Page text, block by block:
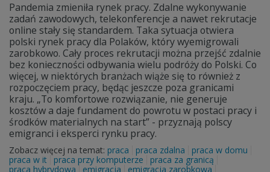
Pandemia zmieniła rynek pracy. Zdalne wykonywanie
zadań zawodowych, telekonferencje a nawet rekrutacje
online stały się standardem. Taka sytuacja otwiera
polski rynek pracy dla Polaków, który wyemigrowali
zarobkowo. Cały proces rekrutacji można przejść zdalnie
bez konieczności odbywania wielu podróży do Polski. Co
więcej, w niektórych branżach wiąże się to również z
rozpoczęciem pracy, będąc jeszcze poza granicami
kraju. „To komfortowe rozwiązanie, nie generuje
kosztów a daje fundament do powrotu w postaci pracy i
środków materialnych na start” - przyznają polscy
emigranci i eksperci rynku pracy.
Zobacz więcej na temat: praca praca zdalna
praca w domu
praca w it
praca przy komputerze
praca za granicą
praca hybrydowa
emigracja
emigracja zarobkowa